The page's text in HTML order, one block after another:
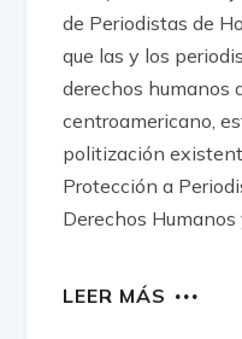
de Periodistas de
que las y los
derechos humanos
centroamericano,
politización
Protección a
Derechos
LEER MÁS